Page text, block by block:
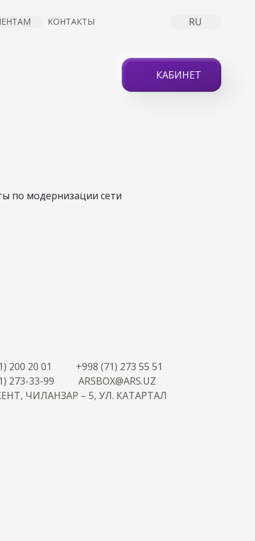
RU
КОНТАКТЫ
КАБИНЕТ
по модернизации сети
200 20 01
+998 (71) 273 55 51
273-33-99
ARSBOX@ARS.UZ
ЧИЛАНЗАР – 5, УЛ. КАТАРТАЛ